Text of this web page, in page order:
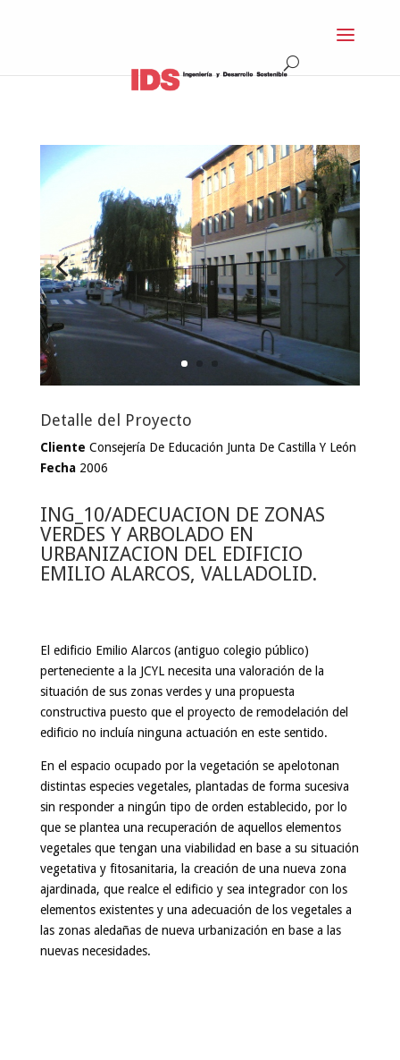
Detalle del Proyecto
Cliente Consejería De Educación Junta De Castilla Y León
Fecha 2006
ING_10/ADECUACION DE ZONAS
VERDES Y ARBOLADO EN
URBANIZACION DEL EDIFICIO
EMILIO ALARCOS, VALLADOLID.
El edificio Emilio Alarcos (antiguo colegio público)
perteneciente a la JCYL necesita una valoración de la
situación de sus zonas verdes y una propuesta
constructiva puesto que el proyecto de remodelación del
edificio no incluía ninguna actuación en este sentido.
En el espacio ocupado por la vegetación se apelotonan
distintas especies vegetales, plantadas de forma sucesiva
sin responder a ningún tipo de orden establecido, por lo
que se plantea una recuperación de aquellos elementos
vegetales que tengan una viabilidad en base a su situación
vegetativa y fitosanitaria, la creación de una nueva zona
ajardinada, que realce el edificio y sea integrador con los
elementos existentes y una adecuación de los vegetales a
las zonas aledañas de nueva urbanización en base a las
nuevas necesidades.